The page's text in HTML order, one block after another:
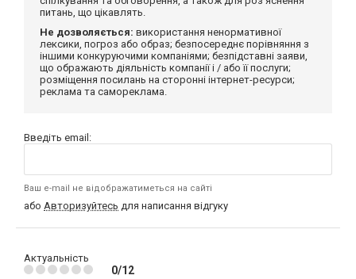
питань, що цікавлять.
Не дозволяється: використання ненормативної
лексики, погроз або образ; безпосереднє порівняння з
іншими конкуруючими компаніями; безпідставні заяви,
що ображають діяльність компанії і / або її послуги;
розміщення посилань на сторонні інтернет-ресурси;
реклама та самореклама.
Введіть email:
Ваш e-mail не відображатиметься на сайті
або Авторизуйтесь для написання відгуку
Актуальність
0/12